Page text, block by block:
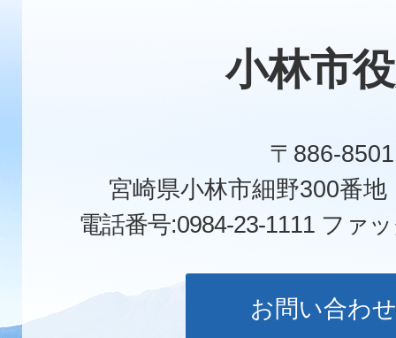
小林市
〒886-8501
宮崎県小林市細野300番
電話番号:0984-23-1111 ファ
お問い合わせ